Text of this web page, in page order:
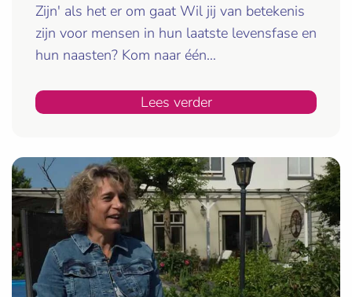
Zijn' als het er om gaat Wil jij van betekenis
zijn voor mensen in hun laatste levensfase en
hun naasten? Kom naar één…
Lees verder